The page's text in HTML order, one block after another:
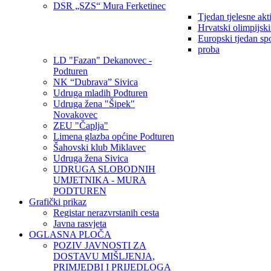
DSR „SZS“ Mura Ferketinec
Tjedan tjelesne
Hrvatski olimpijski
Europski tjedan
proba
LD "Fazan" Dekanovec -
Podturen
NK “Dubrava” Sivica
Udruga mladih Podturen
Udruga žena "Šipek"
Novakovec
ZEU "Čaplja"
Limena glazba općine Podturen
Šahovski klub Miklavec
Udruga žena Sivica
UDRUGA SLOBODNIH
UMJETNIKA - MURA
PODTUREN
Grafički prikaz
Registar nerazvrstanih cesta
Javna rasvjeta
OGLASNA PLOČA
POZIV JAVNOSTI ZA
DOSTAVU MIŠLJENJA,
PRIMJEDBI I PRIJEDLOGA